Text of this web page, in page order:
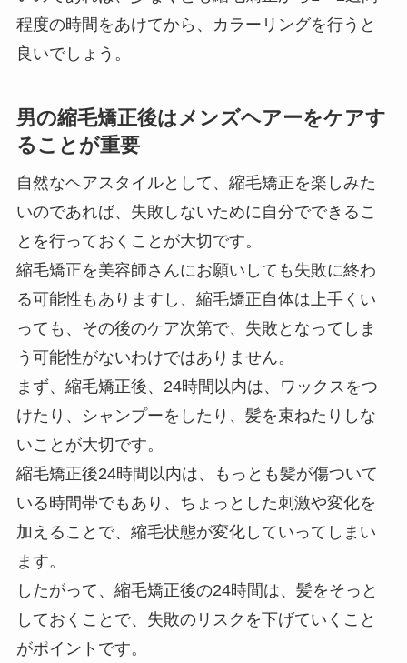
程度の時間をあけてから、カラーリングを行うと
良いでしょう。
男の縮毛矯正後はメンズヘアーをケアす
ることが重要
自然なヘアスタイルとして、縮毛矯正を楽しみた
いのであれば、失敗しないために自分でできるこ
とを行っておくことが大切です。
縮毛矯正を美容師さんにお願いしても失敗に終わ
る可能性もありますし、縮毛矯正自体は上手くい
っても、その後のケア次第で、失敗となってしま
う可能性がないわけではありません。
まず、縮毛矯正後、24時間以内は、ワックスをつ
けたり、シャンプーをしたり、髪を束ねたりしな
いことが大切です。
縮毛矯正後24時間以内は、もっとも髪が傷ついて
いる時間帯でもあり、ちょっとした刺激や変化を
加えることで、縮毛状態が変化していってしまい
ます。
したがって、縮毛矯正後の24時間は、髪をそっと
しておくことで、失敗のリスクを下げていくこと
がポイントです。